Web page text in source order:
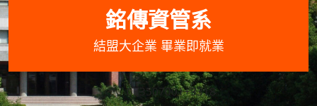
Skip
to
content
銘傳資管系
結盟大企業 畢業即就業
033507001+3318